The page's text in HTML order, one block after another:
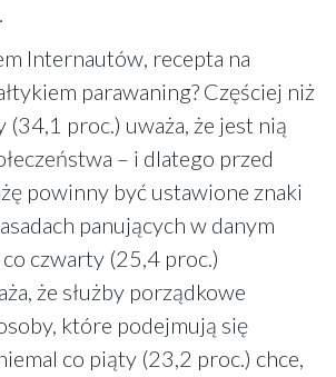
Internautów, recepta na
parawaning? Częściej niż
(34,1 proc.) uważa, że jest nią
– i dlatego przed
powinny być ustawione znaki
panujących w danym
czwarty (25,4 proc.)
że służby porządkowe
które podejmują się
co piąty (23,2 proc.) chce,